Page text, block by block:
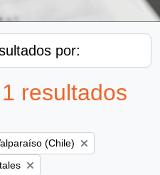
por:
resultados
filter:(Chile)